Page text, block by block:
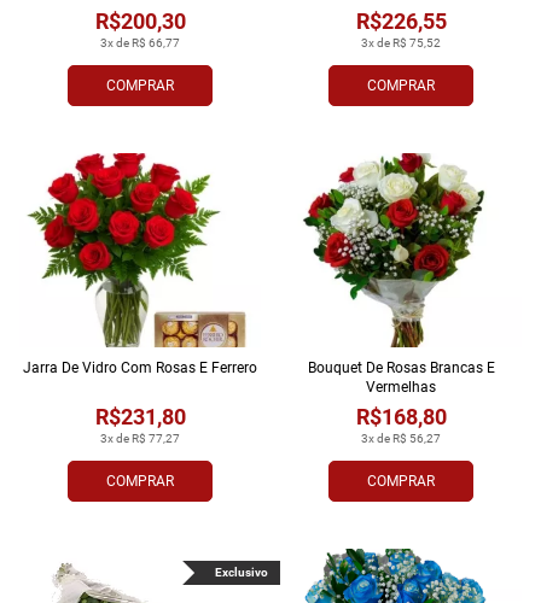
COMPRAR
3x de R$ 66,77
R$200,30
COMPRAR
3x de R$ 75,52
R$226,55
COMPRAR
3x de R$ 77,27
R$231,80
Jarra De Vidro Com Rosas E Ferrero
COMPRAR
3x de R$ 56,27
R$168,80
Bouquet De Rosas Brancas E
Vermelhas
Exclusivo